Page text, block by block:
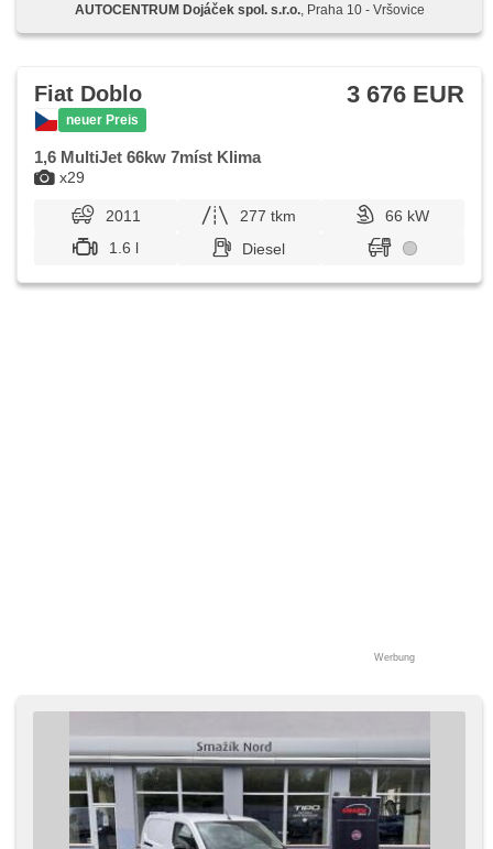
AUTOCENTRUM Dojáček spol. s.r.o., Praha 10 - Vršovice
x29
Fiat Doblo
neuer Preis
3 676 EUR
1,6 MultiJet 66kw 7míst Klima
2011 277 tkm
66 kW
1.6 l
Diesel
Werbung